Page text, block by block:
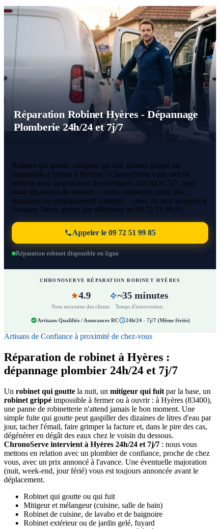
Réparation Robinet Hyères - Dépannage
Plomberie 24h/24 et 7j/7
Robinet qui goutte, mitigeur qui fuit, robinet grippé ou
impossible à fermer à Hyères ? ChronoServe vous met en
relation avec un plombier de confiance, 24h/24 et 7j/7, pour
toute réparation de robinet — fuite, cartouche, joint, tête,
mousseur ou remplacement complet — avec un prix annoncé à
l'avance. Devis gratuit par téléphone au 09 72 51 99 85.
Appeler le 09 72 51 99 85
Réparation robinet disponible en ligne
CHRONOSERVE RÉPARATION ROBINET HYÈRES
4.9
Note moyenne des clients
~35 minutes
Temps d'intervention
Artisans Qualifiés / Assurances RC 24h/24 - 7j/7 (Même fériés)
Artisans de Confiance à proximité de chez-vous
Réparation de robinet à Hyères :
dépannage plombier 24h/24 et 7j/7
Un robinet qui goutte la nuit, un mitigeur qui fuit par la base, un
robinet grippé impossible à fermer ou à ouvrir : à Hyères (83400),
une panne de robinetterie n'attend jamais le bon moment. Une
simple fuite qui goutte peut gaspiller des dizaines de litres d'eau par
jour, tacher l'émail, faire grimper la facture et, dans le pire des cas,
dégénérer en dégât des eaux chez le voisin du dessous.
ChronoServe intervient à Hyères 24h/24 et 7j/7 : nous vous
mettons en relation avec un plombier de confiance, proche de chez
vous, avec un prix annoncé à l'avance. Une éventuelle majoration
(nuit, week-end, jour férié) vous est toujours annoncée avant le
déplacement.
Robinet qui goutte ou qui fuit
Mitigeur et mélangeur (cuisine, salle de bain)
Robinet de cuisine, de lavabo et de baignoire
Robinet extérieur ou de jardin gelé, fuyard